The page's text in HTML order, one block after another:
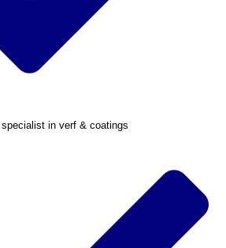
specialist in verf & coatings